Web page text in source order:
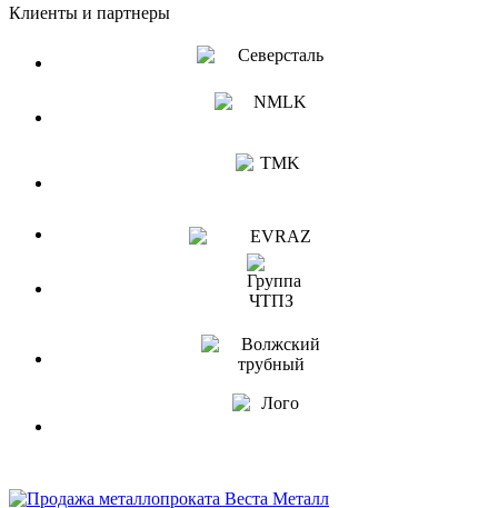
Клиенты и партнеры